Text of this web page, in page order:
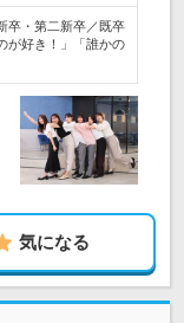
卒・第二新卒／既卒
が好き！」「誰かの
気になる